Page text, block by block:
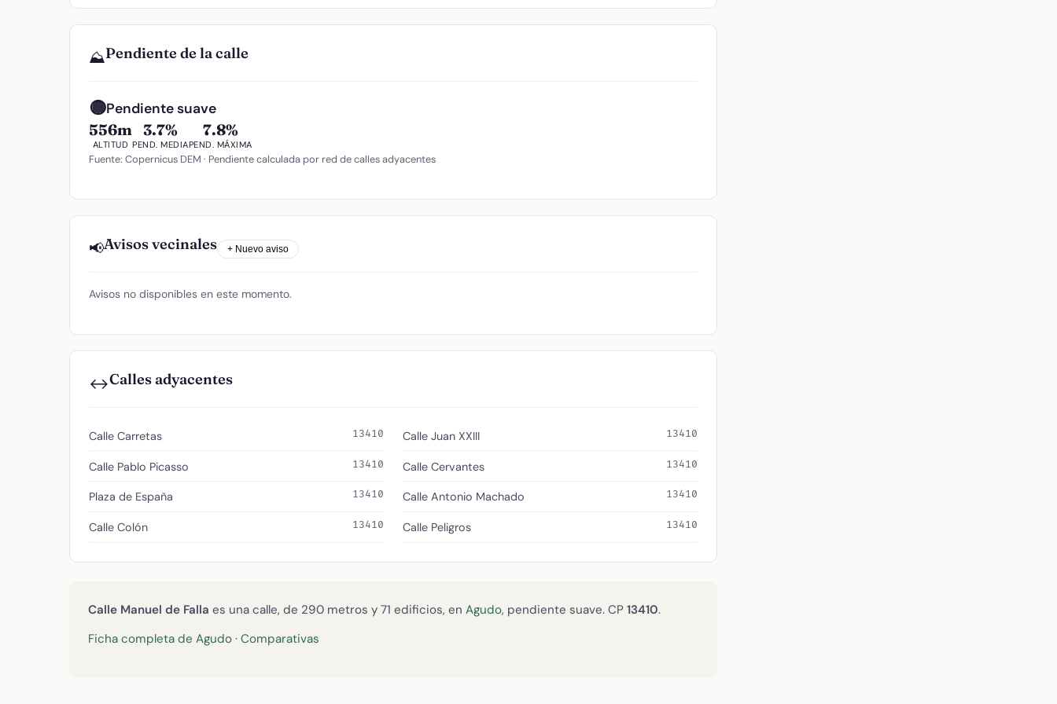
⛰️Pendiente de la calle
🟡Pendiente suave
556m
ALTITUD
3.7%
PEND. MEDIA
7.8%
PEND. MÁXIMA
Fuente: Copernicus DEM · Pendiente calculada por red de calles adyacentes
📢Avisos vecinales + Nuevo aviso
Avisos no disponibles en este momento.
↔️Calles adyacentes
Calle Carretas 13410
Calle Pablo Picasso 13410
Plaza de España 13410
Calle Colón 13410
Calle Juan XXIII 13410
Calle Cervantes 13410
Calle Antonio Machado 13410
Calle Peligros 13410
Calle Manuel de Falla es una calle, de 290 metros y 71 edificios, en Agudo, pendiente suave. CP 13410.
Ficha completa de Agudo · Comparativas